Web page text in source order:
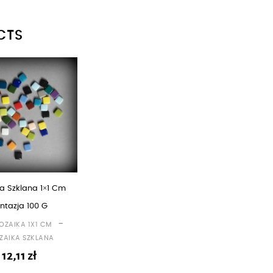
Szklana 1×1 Cm
100 G
1X1 CM -
SZKLANA
12,11 zł